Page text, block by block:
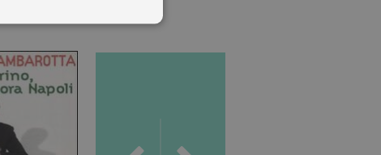
utenti e la gestione
delle condizioni previste dal